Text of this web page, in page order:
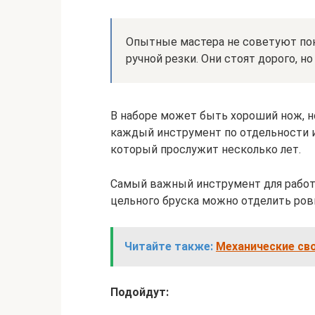
Опытные мастера не советуют
ручной резки. Они стоят дорого,
В наборе может быть хороший нож,
каждый инструмент по отдельности
который прослужит несколько лет.
Самый важный инструмент для
цельного бруска можно отделить
Читайте также: Механические
Подойдут: